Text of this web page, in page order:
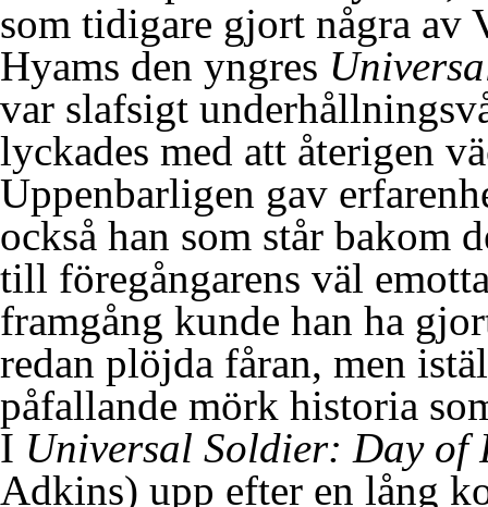
som tidigare gjort några av
Hyams den yngres
var slafsigt
lyckades med att återigen
Uppenbarligen gav
också han som står bakom
till föregångarens väl
framgång kunde han ha
redan plöjda fåran, men
påfallande mörk historia
I Universal Soldier: Day of
Adkins) upp efter en lång